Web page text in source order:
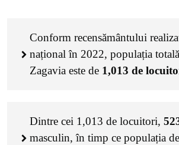
Conform recensământului
național în 2022, populația
Zagavia este de 1,013 de
Dintre cei 1,013 de locuitori,
masculin, în timp ce populația